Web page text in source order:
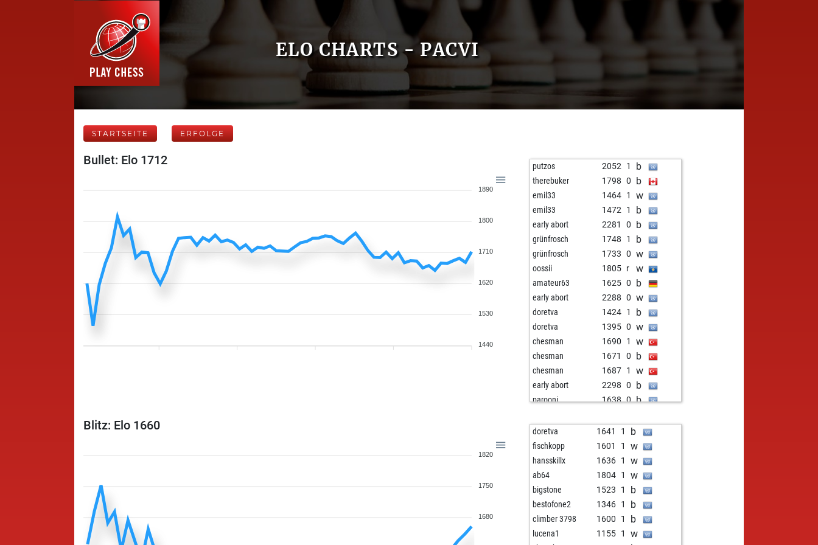
ELO CHARTS - PACVI
STARTSEITE ERFOLGE
Bullet: Elo 1712
1890
1800
1710
1620
1530
1440
putzos 2052 1 b
therebuker 1798 0 b
emil33 1464 1 w
emil33 1472 1 b
early abort 2281 0 b
grünfrosch 1748 1 b
grünfrosch 1733 0 w
oossii 1805 r w
amateur63 1625 0 b
early abort 2288 0 w
doretva 1424 1 b
doretva 1395 0 w
chesman 1690 1 w
chesman 1671 0 b
chesman 1687 1 w
early abort 2298 0 b
parooni 1638 0 b
therealbrain 1615 0
nino1971 1702 1 b
nino1971 1718 1 w
champn0mi2 1933 0 w
1861 0 w
knightowl 2233 0
selber 1490 1
dav39 1787 w
Blitz: Elo 1660
1820
1750
1680
doretva 1641 1 b
fischkopp 1601 1 w
hansskillx 1636 1 w
ab64 1804 1 w
bigstone 1523 1 b
bestofone2 1346 1 b
climber 3798 1600 1 b
lucena1 1155 1 w